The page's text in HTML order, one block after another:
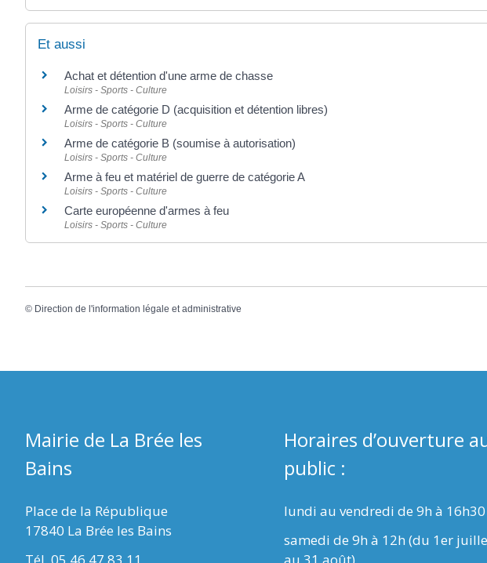
Et aussi
Achat et détention d'une arme de chasse
Loisirs - Sports - Culture
Arme de catégorie D (acquisition et détention libres)
Loisirs - Sports - Culture
Arme de catégorie B (soumise à autorisation)
Loisirs - Sports - Culture
Arme à feu et matériel de guerre de catégorie A
Loisirs - Sports - Culture
Carte européenne d'armes à feu
Loisirs - Sports - Culture
© Direction de l'information légale et administrative
Mairie de La Brée les
Bains
Place de la République
17840 La Brée les Bains
Horaires d’ouverture
public :
lundi au vendredi de 9h à 16h30
samedi de 9h à 12h (du 1er